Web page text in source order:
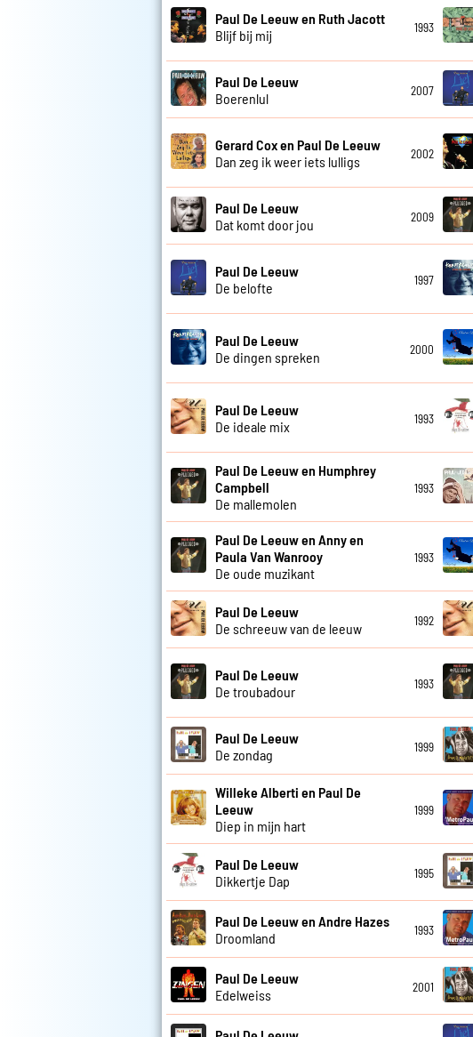
Paul De Leeuw en Ruth Jacott
Blijf bij mij
1993
Paul De Leeuw
Boerenlul
2007
Gerard Cox en Paul De Leeuw
Dan zeg ik weer iets lulligs
2002
Paul De Leeuw
Dat komt door jou
2009
Paul De Leeuw
De belofte
1997
Paul De Leeuw
De dingen spreken
2000
Paul De Leeuw
De ideale mix
1993
Paul De Leeuw en Humphrey
Campbell
De mallemolen
1993
Paul De Leeuw en Anny en
Paula Van Wanrooy
De oude muzikant
1993
Paul De Leeuw
De schreeuw van de leeuw
1992
Paul De Leeuw
De troubadour
1993
Paul De Leeuw
De zondag
1999
Willeke Alberti en Paul De
Leeuw
Diep in mijn hart
1999
Paul De Leeuw
Dikkertje Dap
1995
Paul De Leeuw en Andre Hazes
Droomland
1993
Paul De Leeuw
Edelweiss
2001